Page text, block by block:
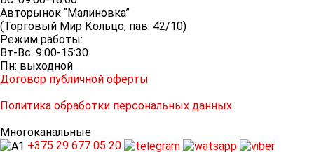
Авторынок “Малиновка”
(Торговый Мир Кольцо, пав. 42/10)
Режим работы:
Вт-Вс: 9:00-15:30
Пн: выходной
Договор публичной оферты
Политика обработки персональных данных
Многоканальные
+375 29 677 05 20